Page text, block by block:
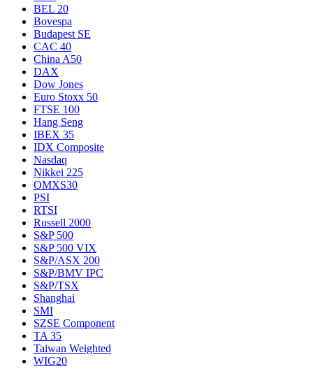
BEL 20
Bovespa
Budapest SE
CAC 40
China A50
DAX
Dow Jones
Euro Stoxx 50
FTSE 100
Hang Seng
IBEX 35
IDX Composite
Nasdaq
Nikkei 225
OMXS30
PSI
RTSI
Russell 2000
S&P 500
S&P 500 VIX
S&P/ASX 200
S&P/BMV IPC
S&P/TSX
Shanghai
SMI
SZSE Component
TA 35
Taiwan Weighted
WIG20